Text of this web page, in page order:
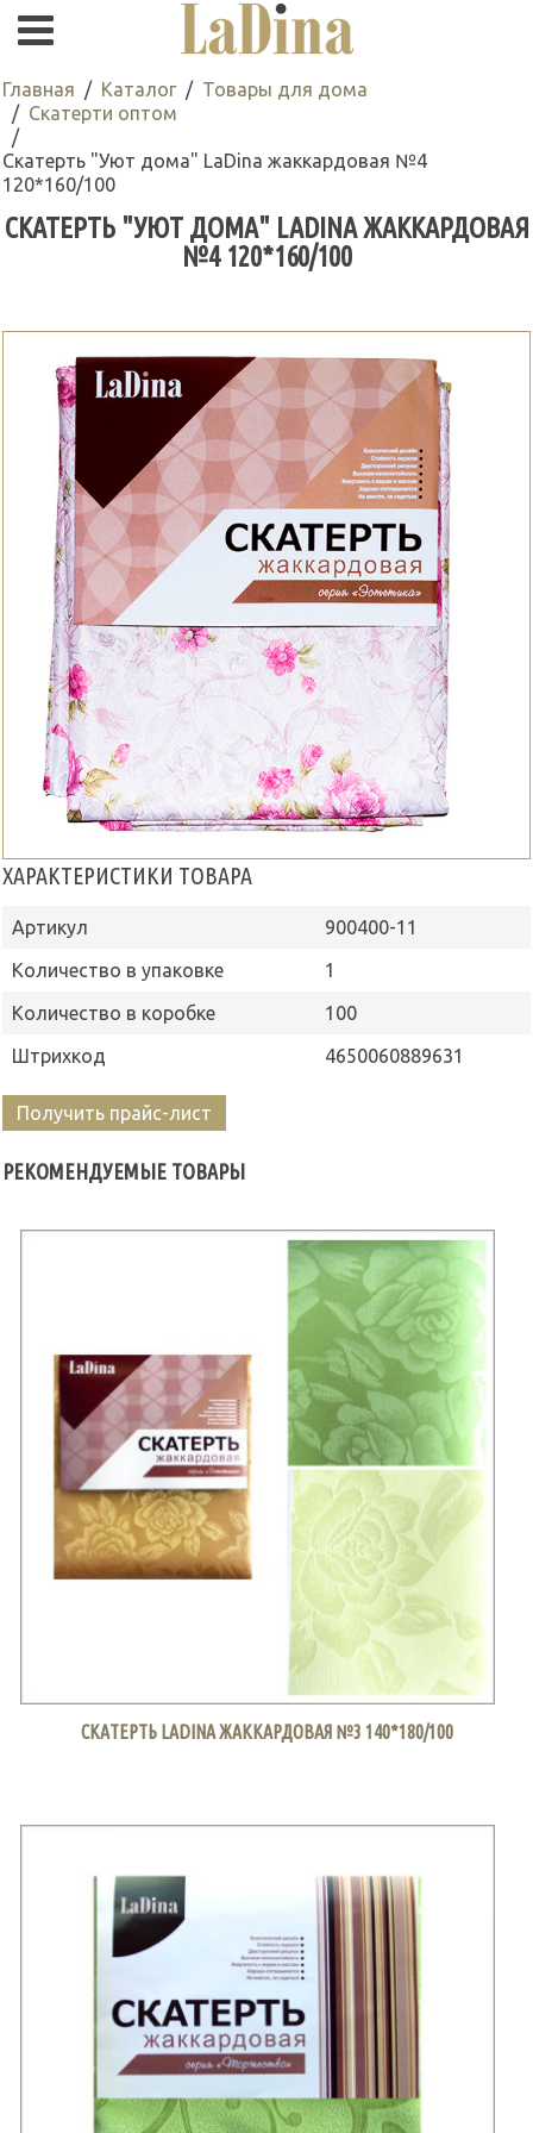
Главная Каталог
Товары для дома
Скатерти оптом
Скатерть "Уют дома" LaDina жаккардовая №4
120*160/100
СКАТЕРТЬ "УЮТ ДОМА" LADINA ЖАККАРДОВАЯ
№4 120*160/100
ХАРАКТЕРИСТИКИ ТОВАРА
Артикул
900400-11
Количество в упаковке
1
Количество в коробке
100
Штрихкод
4650060889631
Получить прайс-лист
РЕКОМЕНДУЕМЫЕ ТОВАРЫ
СКАТЕРТЬ LADINA ЖАККАРДОВАЯ №3 140*180/100